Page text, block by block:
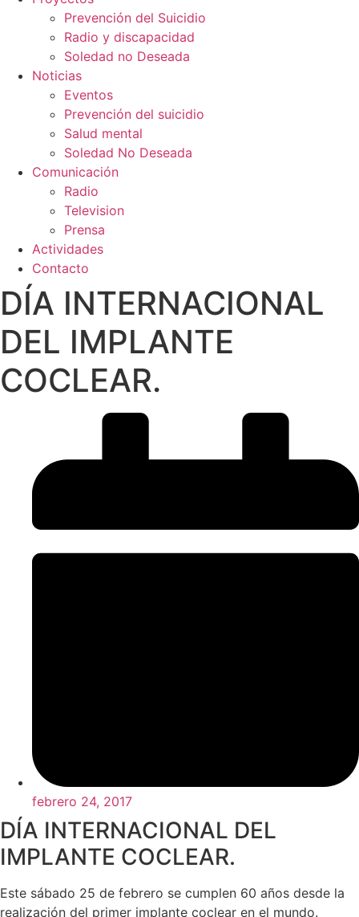
Prevención del Suicidio
Radio y discapacidad
Soledad no Deseada
Noticias
Eventos
Prevención del suicidio
Salud mental
Soledad No Deseada
Comunicación
Radio
Television
Prensa
Actividades
Contacto
DÍA INTERNACIONAL
DEL IMPLANTE
COCLEAR.
febrero 24, 2017
DÍA INTERNACIONAL DEL
IMPLANTE COCLEAR.
Este sábado 25 de febrero se cumplen 60 años desde la
realización del primer implante coclear en el mundo.